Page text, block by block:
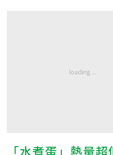
「水煮蛋」熱量